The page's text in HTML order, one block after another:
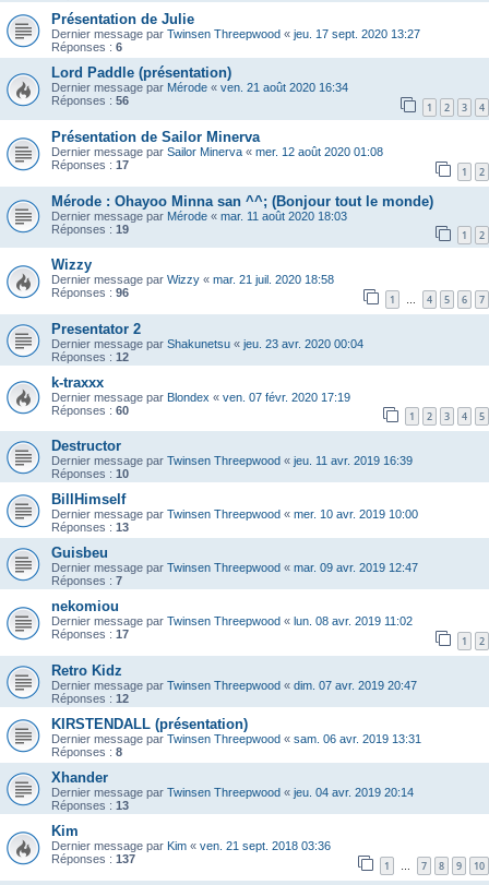
Présentation de Julie
Dernier message par Twinsen Threepwood « jeu. 17 sept. 2020 13:27
Réponses : 6
Lord Paddle (présentation)
Dernier message par Mérode « ven. 21 août 2020 16:34
Réponses : 56 1 2 3 4
Présentation de Sailor Minerva
Dernier message par Sailor Minerva « mer. 12 août 2020 01:08
Réponses : 17 1 2
Mérode : Ohayoo Minna san ^^; (Bonjour tout le monde)
Dernier message par Mérode « mar. 11 août 2020 18:03
Réponses : 19 1 2
Wizzy
Dernier message par Wizzy « mar. 21 juil. 2020 18:58
Réponses : 96 1 … 4 5 6 7
Presentator 2
Dernier message par Shakunetsu « jeu. 23 avr. 2020 00:04
Réponses : 12
k-traxxx
Dernier message par Blondex « ven. 07 févr. 2020 17:19
Réponses : 60 1 2 3 4 5
Destructor
Dernier message par Twinsen Threepwood « jeu. 11 avr. 2019 16:39
Réponses : 10
BillHimself
Dernier message par Twinsen Threepwood « mer. 10 avr. 2019 10:00
Réponses : 13
Guisbeu
Dernier message par Twinsen Threepwood « mar. 09 avr. 2019 12:47
Réponses : 7
nekomiou
Dernier message par Twinsen Threepwood « lun. 08 avr. 2019 11:02
Réponses : 17 1 2
Retro Kidz
Dernier message par Twinsen Threepwood « dim. 07 avr. 2019 20:47
Réponses : 12
KIRSTENDALL (présentation)
Dernier message par Twinsen Threepwood « sam. 06 avr. 2019 13:31
Réponses : 8
Xhander
Dernier message par Twinsen Threepwood « jeu. 04 avr. 2019 20:14
Réponses : 13
Kim
Dernier message par Kim « ven. 21 sept. 2018 03:36
Réponses : 137 1 … 7 8 9 10